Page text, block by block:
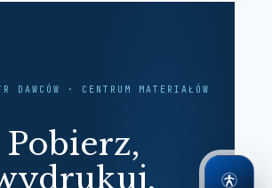
DAWCÓW · CENTRUM MATERIAŁÓW
Pobierz,